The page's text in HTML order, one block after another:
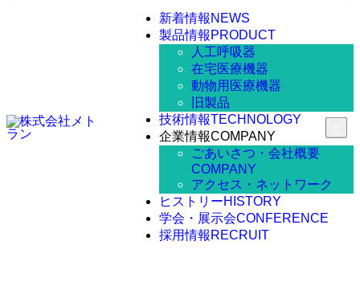
新着情報 NEWS
製品情報 PRODUCT
人工呼吸器
在宅医療機器
動物用医療機器
旧製品
技術情報TECHNOLOGY
企業情報COMPANY
ごあいさつ・会社概要
COMPANY
アクセス・ネットワーク
ヒストリーHISTORY
学会・展示会CONFERENCE
採用情報 RECRUIT